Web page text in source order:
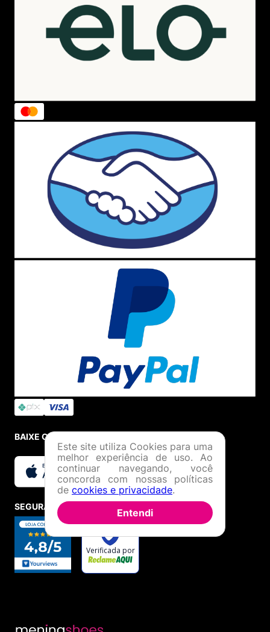
BAIXE O APP
SEGURANÇA E CREDIBILIDADE
Este site utiliza Cookies para uma
melhor experiência de uso. Ao
continuar navegando, você
concorda com nossas políticas
de cookies e privacidade.
Entendi